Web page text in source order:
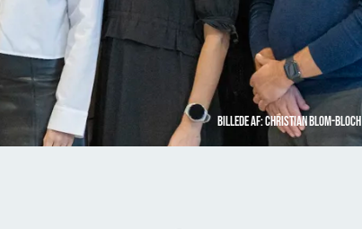
Billede af: Christian Blom-Bloch